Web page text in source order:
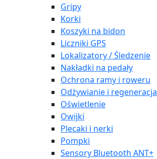
Gripy
Korki
Koszyki na bidon
Liczniki GPS
Lokalizatory / Śledzenie
Nakładki na pedały
Ochrona ramy i roweru
Odżywianie i regeneracja
Oświetlenie
Owijki
Plecaki i nerki
Pompki
Sensory Bluetooth ANT+